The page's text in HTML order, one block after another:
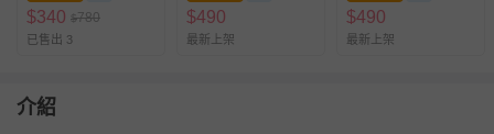
$340 $780
已售出 3
$490
最新上架
$490
最新上架
介紹